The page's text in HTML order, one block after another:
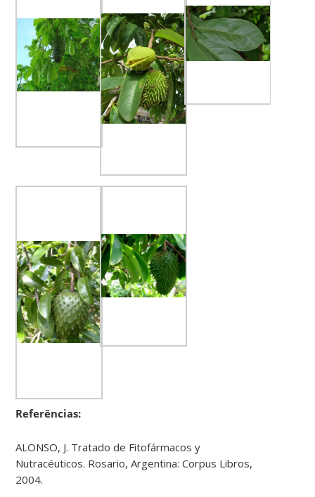
Referências:
ALONSO, J. Tratado de Fitofármacos y
Nutracéuticos. Rosario, Argentina: Corpus Libros,
2004.